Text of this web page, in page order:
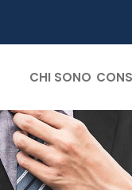
CHI SONO